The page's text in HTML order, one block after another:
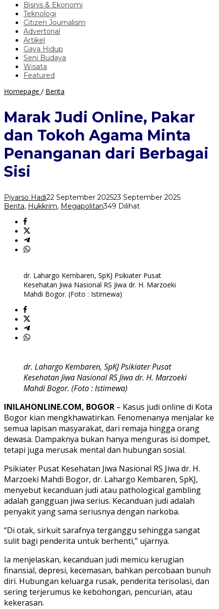
Bisnis & Ekonomi
Teknologi
Citizen Journalism
Advertorial
Artikel
Gaya Hidup
Seni Budaya
Wisata
Featured
Homepage / Berita
Online,
Pakar
Tokoh
Minta
Sisi
Marak Judi Online, Pakar
dan Tokoh Agama Minta
Penanganan dari Berbagai
Sisi
Piyarso Hadi22 September 202523 September 2025
Berita, Hukkrim, Megapolitan349 Dilihat
dr. Lahargo Kembaren, SpKJ Psikiater Pusat
Kesehatan Jiwa Nasional RS Jiwa dr. H. Marzoeki
Mahdi Bogor. (Foto : Istimewa)
dr. Lahargo Kembaren, SpKJ Psikiater Pusat
Kesehatan Jiwa Nasional RS Jiwa dr. H. Marzoeki
Mahdi Bogor. (Foto : Istimewa)
INILAHONLINE.COM, BOGOR – Kasus judi online di Kota
Bogor kian mengkhawatirkan. Fenomenanya menjalar ke
semua lapisan masyarakat, dari remaja hingga orang
dewasa. Dampaknya bukan hanya menguras isi dompet,
tetapi juga merusak mental dan hubungan sosial.
Psikiater Pusat Kesehatan Jiwa Nasional RS Jiwa dr. H.
Marzoeki Mahdi Bogor, dr. Lahargo Kembaren, SpKJ,
menyebut kecanduan judi atau pathological gambling
adalah gangguan jiwa serius. Kecanduan judi adalah
penyakit yang sama seriusnya dengan narkoba.
“Di otak, sirkuit sarafnya terganggu sehingga sangat
sulit bagi penderita untuk berhenti,” ujarnya.
Ia menjelaskan, kecanduan judi memicu kerugian
finansial, depresi, kecemasan, bahkan percobaan bunuh
diri. Hubungan keluarga rusak, penderita terisolasi, dan
sering terjerumus ke kebohongan, pencurian, atau
kekerasan.